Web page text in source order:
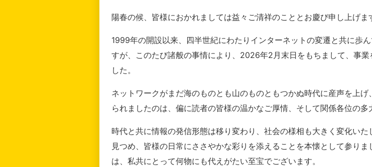
陽春の候、皆様におかれましては益々ご清祥のこととお慶び申し上げま
1999年の開設以来、四半世紀にわたりインターネットの変遷と共に歩
すが、このたび諸般の事情により、2026年2月末日をもちまして、事
した。
ネットワークがまだ海のものとも山のものともつかぬ時代に産声を上
られましたのは、偏に読者の皆様の温かなご厚情、そして関係各位の多
時代と共に情報の発信形態は移り変わり、社会の様相も大きく変化い
見つめ、皆様の日常にささやかな彩りを添えることを本懐として参り
は、私共にとって何物にも代えがたい至宝でございます。